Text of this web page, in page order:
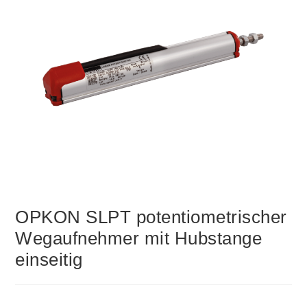
OPKON SLPT potentiometrischer
Wegaufnehmer mit Hubstange
einseitig